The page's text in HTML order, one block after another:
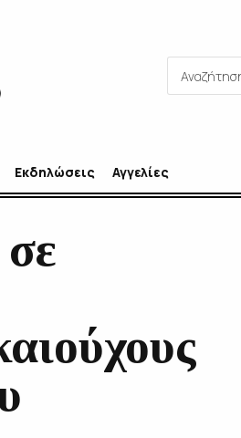
Εκδηλώσεις Αγγελίες